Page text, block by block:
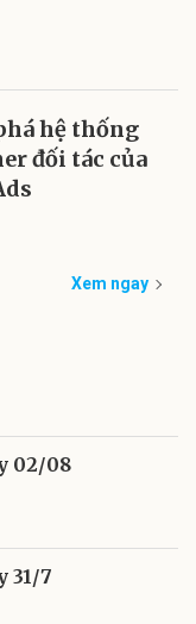
hệ thống
đối tác của
Xem ngay
02/08
31/7